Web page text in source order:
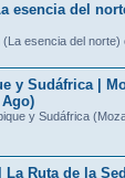
esencia del
esencia del norte)
y Sudáfrica |
y Sudáfrica
Ruta de la